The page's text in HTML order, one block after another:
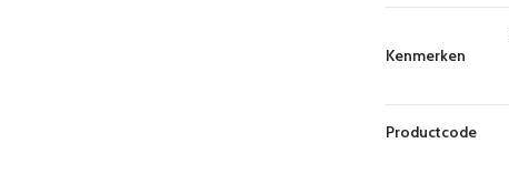
Kenmerken
Productcode